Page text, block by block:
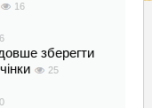
16
зберегти
25